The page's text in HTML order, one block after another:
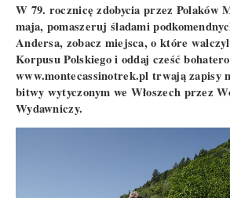
W 79. rocznicę zdobycia przez Polaków
maja, pomaszeruj śladami
Andersa, zobacz miejsca, o które
Korpusu Polskiego i oddaj cześć
www.montecassinotrek.pl trwają zapisy
bitwy wytyczonym we Włoszech przez
Wydawniczy.